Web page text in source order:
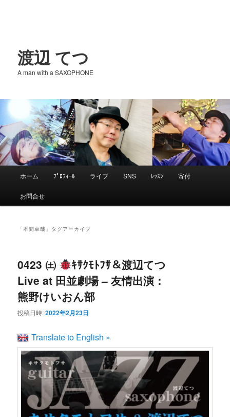
渡辺 てつ
A man with a SAXOPHONE
メ
イ
ン
コ
ン
テ
ン
ツ
へ
サ
ブ
コ
ン
テ
ン
ツ
へ
移
ホーム ﾌﾟﾛﾌｨｰﾙ ライブ SNS ﾚｯｽﾝ 寄付
お問合せ
「本間卓哉 」タグアーカイブ
0423 ㈯
ｷｻｸﾓﾄﾌｻ＆渡辺てつ
Live at 田並劇場 – 友情出演：
熊野けいおん部
投稿日時:2022年2月23日
Translate to English »